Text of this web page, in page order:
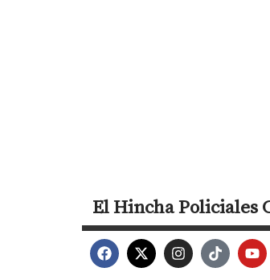
El HinchaPoliciales